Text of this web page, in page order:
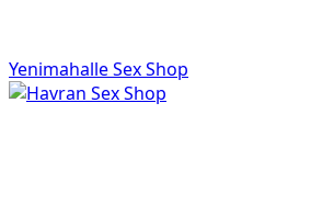
Yenimahalle Sex Shop